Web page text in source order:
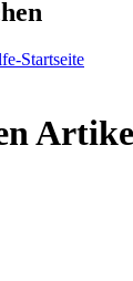
Startseite